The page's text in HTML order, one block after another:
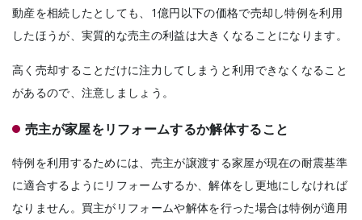
動産を相続したとしても、1億円以下の価格で売却し特例を利用
したほうが、実質的な売主の利益は大きくなることになります。
高く売却することだけに注力してしまうと利用できなくなること
があるので、注意しましょう。
売主が家屋をリフォームするか解体すること
特例を利用するためには、売主が譲渡する家屋が現在の耐震基準
に適合するようにリフォームするか、解体をし更地にしなければ
なりません。 買主がリフォームや解体を行った場合は特例が適用